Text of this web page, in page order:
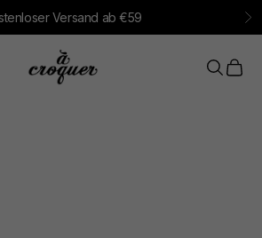
Versand ab €59
à croquer Suchen